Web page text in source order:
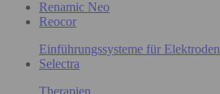
Renamic Neo
Reocor
Einführungssysteme für Elektroden
Selectra
Therapien